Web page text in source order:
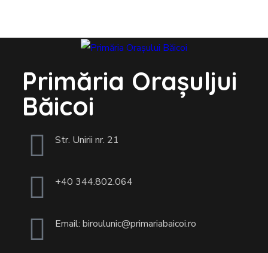
Primăria Orașuljui
Băicoi
Str. Unirii nr. 21
+40 344.802.064
Email: biroulunic@primariabaicoi.ro